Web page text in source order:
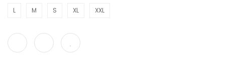
L M S XL XXL